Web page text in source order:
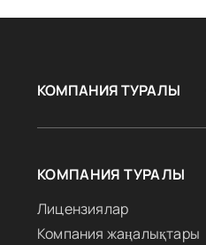
КОМПАНИЯ ТУРАЛЫ
КОМПАНИЯ ТУРАЛЫ
Лицензиялар
Компания жаңалықтары